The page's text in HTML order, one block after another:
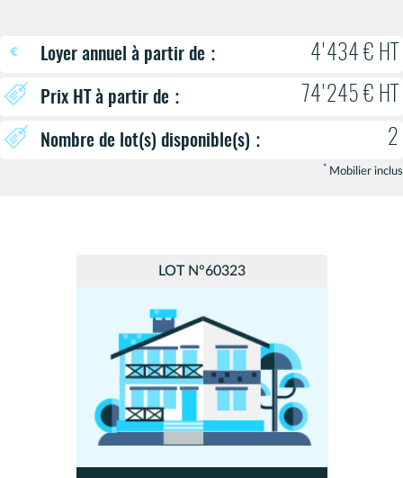
Loyer annuel à partir de : 4'434 € HT
Prix HT à partir de : 74'245 € HT
Nombre de lot(s) disponible(s) : 2
* Mobilier inclus
LOT N°60323